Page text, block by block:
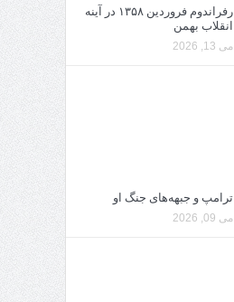
رفراندوم فروردین ۱۳۵۸ در آینه
انقلاب بهمن
می 13, 2026
ترامپ و جبهه‌های جنگ او
می 09, 2026